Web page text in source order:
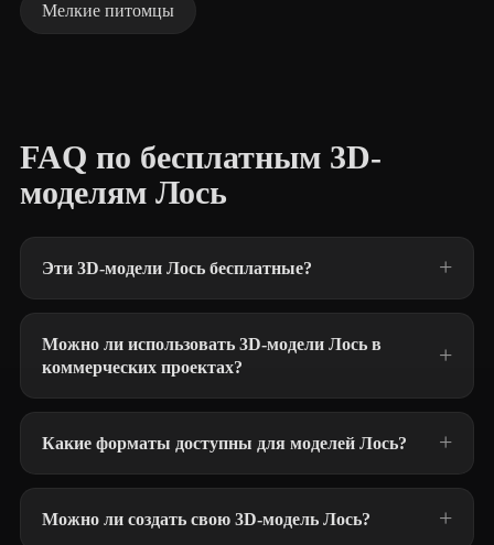
Мелкие питомцы
FAQ по бесплатным 3D-
моделям Лось
Эти 3D-модели Лось бесплатные?
Можно ли использовать 3D-модели Лось в
коммерческих проектах?
Какие форматы доступны для моделей Лось?
Можно ли создать свою 3D-модель Лось?